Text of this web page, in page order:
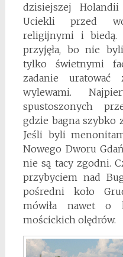
dzisiejszej
Uciekli przed
religijnymi i biedą.
przyjęła, bo nie
tylko świetnymi
zadanie uratować
wylewami.
spustoszonych
gdzie bagna szybko
Jeśli byli
Nowego Dworu
nie są tacy zgodni.
przybyciem nad
pośredni koło
mówiła nawet o
mościckich olędrów.